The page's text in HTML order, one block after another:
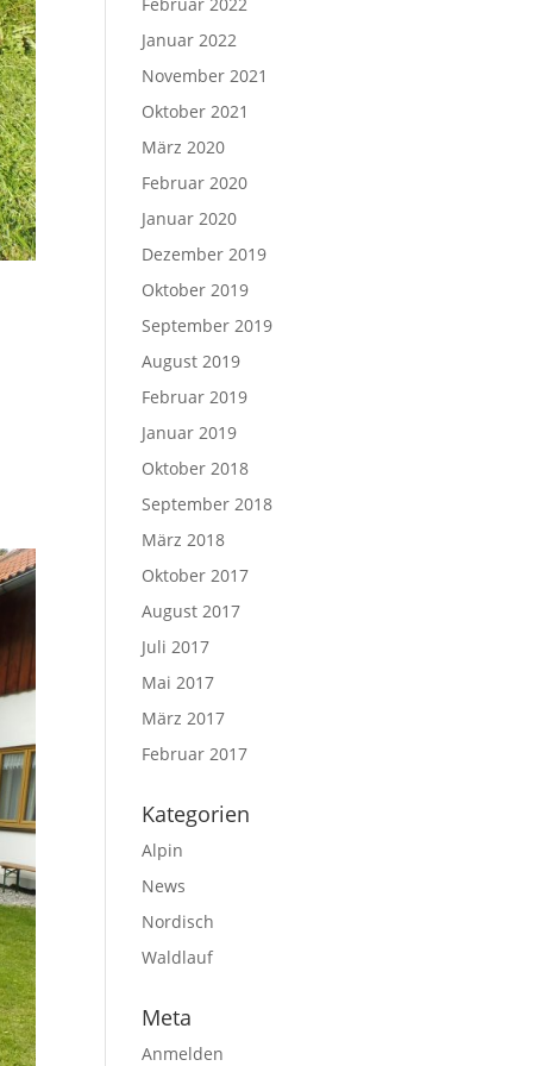
Januar 2022
November 2021
Oktober 2021
März 2020
Februar 2020
Januar 2020
Dezember 2019
Oktober 2019
September 2019
August 2019
Februar 2019
Januar 2019
Oktober 2018
September 2018
März 2018
Oktober 2017
August 2017
Juli 2017
Mai 2017
März 2017
Februar 2017
Kategorien
Alpin
News
Nordisch
Waldlauf
Meta
Anmelden